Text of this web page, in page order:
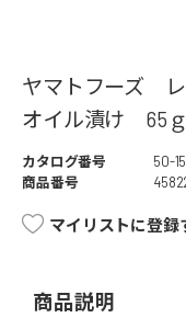
ヤマトフーズ レ
オイル漬け 65
カタログ番号
50-
商品番号
マイリストに登録
商品説明